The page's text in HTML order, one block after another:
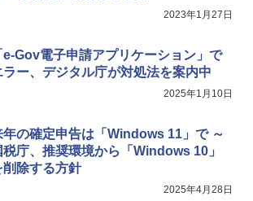
2023年1月27日
e-Gov電子申請アプリケーション」で
ラー、デジタル庁が対処法を案内中
2025年1月10日
年の確定申告は「Windows 11」で ～
税庁、推奨環境から「Windows 10」
削除する方針
2025年4月28日